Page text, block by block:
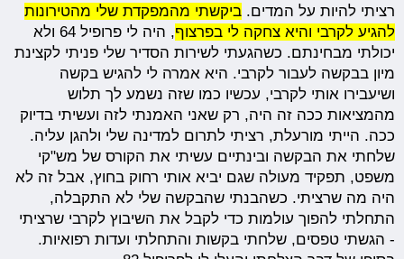
רציתי להיות על המדים.ביקשתי מהמפקדת שלי מהטירונות
להגיע לקרבי והיא צחקה לי בפרצוף
, היה לי פרופיל 64 ולא
יכולתי מבחינתם. כשהגעתי לשירות הסדיר שלי פניתי לקצינת
מיון בבקשה לעבור לקרבי. היא אמרה לי להגיש בקשה
ושיעבירו אותי לקרבי, עכשיו כמו שזה נשמע לך תלוש
מהמציאות ככה זה היה, רק שאני האמנתי לזה ועשיתי בדיוק
ככה. הייתי מורעלת, רציתי לתרום למדינה שלי ולהגן עליה.
שלחתי את הבקשה ובינתיים עשיתי את הקורס של מש"קי
משפט, תפקיד מעולה שגם יביא אותי רחוק בחוץ, אבל זה לא
היה מה שרציתי. כשהבנתי שהבקשה שלי לא התקבלה,
התחלתי להפוך עולמות כדי לקבל את השיבוץ לקרבי שרציתי
- הגשתי טפסים, שלחתי בקשות והתחלתי ועדות רפואיות.